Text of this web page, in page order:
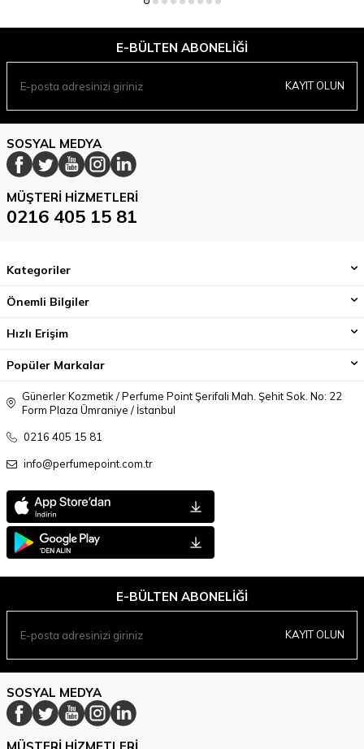
E-BÜLTEN ABONELIĞI
KAYIT OLUN
SOSYAL MEDYA
MÜŞTERI HIZMETLERI
0216 405 15 81
Kategoriler
Önemli Bilgiler
Hızlı Erişim
Popüler Markalar
Günerler Kozmetik / Perfume Point Şerifali Mah. Şehit Sok. No: 22
Form Plaza Ümraniye / İstanbul
0216 405 15 81
info@perfumepoint.com.tr
E-BÜLTEN ABONELIĞI
KAYIT OLUN
SOSYAL MEDYA
MÜŞTERI HIZMETLERI